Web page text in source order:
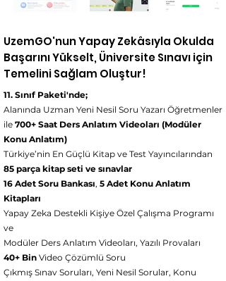
UzemGO'nun Yapay Zekâsıyla Okulda
Başarını Yükselt, Üniversite Sınavı için
Temelini Sağlam Oluştur!
11. Sınıf Paketi'nde;
Alanında Uzman Yeni Nesil Soru Yazarı Öğretmenler
ile 700+ Saat Ders Anlatım Videoları (Modüler
Konu Anlatım)
Türkiye’nin En Güçlü Kitap ve Test Yayıncılarından
85 parça kitap seti ve sınavlar
16 Adet Soru Bankası, 5 Adet Konu Anlatım
Kitapları
Yapay Zeka Destekli Kişiye Özel Çalışma Programı
ve
Modüler Ders Anlatım Videoları, Yazılı Provaları
40+ Bin Video Çözümlü Soru
Çıkmış Sınav Soruları, Yeni Nesil Sorular, Konu